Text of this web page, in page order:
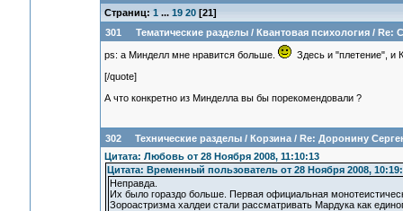
Страниц: 1 ... 19 20[21]
301
Тематические разделы/ Квантовая психология/ Re:
ps: а Минделл мне нравится больше.
Здесь и "плетение", и
[/quote]
А что конкретно из Минделла вы бы порекомендовали ?
302 Технические разделы/ Корзина/ Re: Доронину
Цитата: Любовь от 28 Ноября 2008, 11:10:13
Цитата: Временный пользователь от 28 Ноября 2008,
Неправда.
Их было гораздо больше. Первая официальная
Зороастризма халдеи стали рассматривать Мардука как